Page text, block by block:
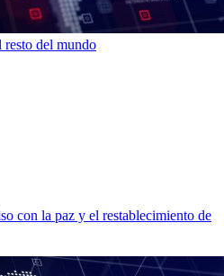
resto del mundo
con la paz y el restablecimiento de